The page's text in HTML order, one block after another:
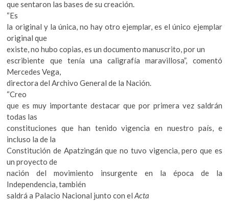
que sentaron las bases de su creación.
“Es
la original y la única, no hay otro ejemplar, es el único ejemplar
original que
existe, no hubo copias, es un documento manuscrito, por un
escribiente que tenía una caligrafía maravillosa”, comentó
Mercedes Vega,
directora del Archivo General de la Nación.
“Creo
que es muy importante destacar que por primera vez saldrán
todas las
constituciones que han tenido vigencia en nuestro país, e
incluso la de la
Constitución de Apatzingán que no tuvo vigencia, pero que es
un proyecto de
nación del movimiento insurgente en la época de la
Independencia, también
saldrá a Palacio Nacional junto con elActa